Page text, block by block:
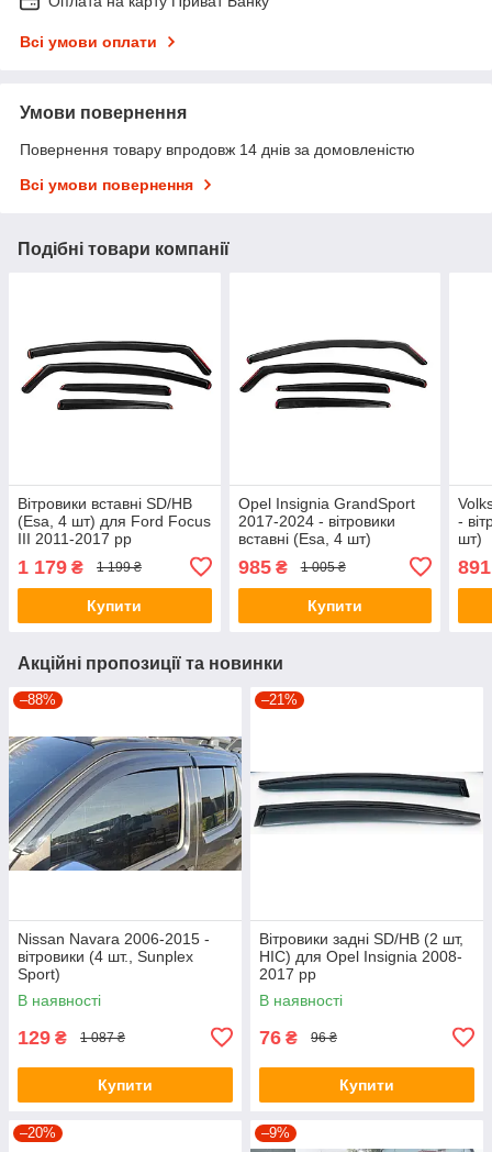
Всі умови оплати
Умови повернення
Повернення товару впродовж 14 днів за домовленістю
Всі умови повернення
Подібні товари компанії
Вітровики вставні SD/HB
(Esa, 4 шт) для Ford Focus
III 2011-2017 рр
1 179 ₴ 1 199 ₴
Купити
Opel Insignia GrandSport
2017-2024 - вітровики
вставні (Esa, 4 шт)
985₴ 1 005 ₴
Купити
-
шт)
891
Акційні пропозиції та новинки
–88%
Nissan Navara 2006-2015 -
вітровики (4 шт., Sunplex
Sport)
В наявності
129 ₴ 1 087 ₴
Купити
–21%
Вітровики задні SD/HB (2 шт,
HIC) для Opel Insignia 2008-
2017 рр
В наявності
76 ₴ 96 ₴
Купити
–20% –9%